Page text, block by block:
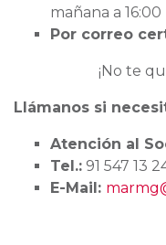
mañana a
Por correo
¡No te
Llámanos si
Atención al
Tel.: 91 547 13
E-Mail: